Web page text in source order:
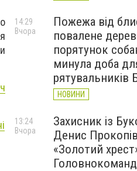
Пожежа від
повалене
порятунок
минула доба
рятувальників
НОВИНИ
14:29
Вчора
Захисник із
Денис
«Золотий
13:24
Вчора